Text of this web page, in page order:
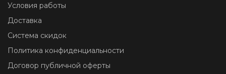
Условия работы
Доставка
Система скидок
Политика конфиденциальности
Договор публичной оферты